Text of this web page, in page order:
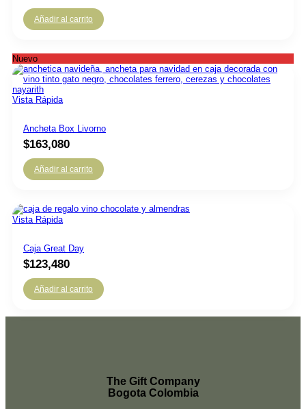
Añadir al carrito
Nuevo
Vista Rápida
Ancheta Box Livorno
$163,080
Añadir al carrito
Vista Rápida
Caja Great Day
$123,480
Añadir al carrito
The Gift Company
Bogota Colombia